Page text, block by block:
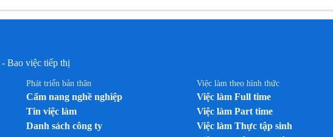
Mạnh & Dịch Vụ Cốt Lõi
& trưng bày bán lẻ
- 600++ nhân viên thị trường cố định ACACY đã trở thành đối tác tuyển dụng chiến lược
Cam Kết Chất Lượng & Chuyển Đổi SốACACY luôn đặt khách
và báo cáo theo thời gian thực, ACACY đảm bảo tính minh bạch, linh hoạt và hiệu suất cao
Bao việc tiếp thị
Phát triển bản thân
Cẩm nang nghề nghiệp
Tin việc làm
Danh sách công ty
Việc làm theo hình thức
Việc làm Full time
Việc làm Part time
Việc làm Thực tập sinh